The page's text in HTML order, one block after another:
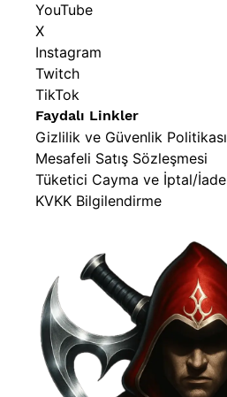
YouTube
X
Instagram
Twitch
TikTok
Faydalı Linkler
Gizlilik ve Güvenlik Politikası
Mesafeli Satış Sözleşmesi
Tüketici Cayma ve İptal/İade
KVKK Bilgilendirme